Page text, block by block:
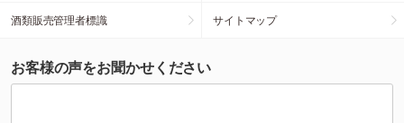
酒類販売管理者標識 サイトマップ
お客様の声をお聞かせください